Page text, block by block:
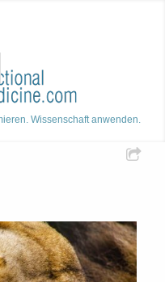
Wissenschaft anwenden.